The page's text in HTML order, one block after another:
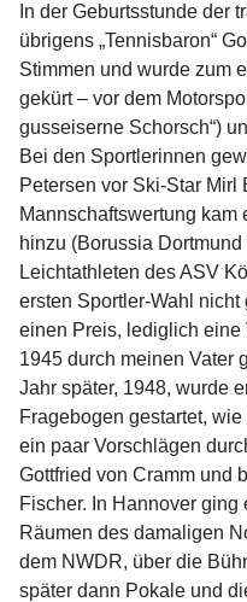
In der Geburtsstunde der
übrigens „Tennisbaron“
Stimmen und wurde zum
gekürt – vor dem
gusseiserne Schorsch“)
Bei den Sportlerinnen
Petersen vor Ski-Star Mirl
Mannschaftswertung kam
hinzu (Borussia
Leichtathleten des ASV
ersten Sportler-Wahl nicht
einen Preis, lediglich eine
1945 durch meinen Vater
Jahr später, 1948, wurde
Fragebogen gestartet,
ein paar Vorschlägen
Gottfried von Cramm und
Fischer. In Hannover
Räumen des damaligen
dem NWDR, über die
später dann Pokale und